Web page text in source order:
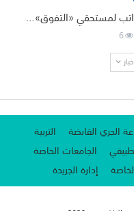
لمستحقي «التفوق»…
6
الجري القابضة
التربية
الجامعات الخاصة
إدارة الجريدة